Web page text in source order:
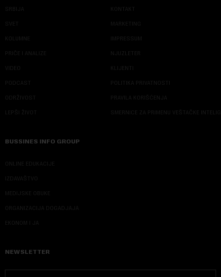
SRBIJA
SVET
KOLUMNE
PRIČE I ANALIZE
VIDEO
PODCAST
ODRŽIVOST
LEPŠI ŽIVOT
KONTAKT
MARKETING
IMPRESSUM
NJUZLETER
KLIJENTI
POLITIKA PRIVATNOSTI
PRAVILA KORIŠĆENJA
SMERNICE ZA PRIMENU VEŠTAČKE
BUSSINES INFO GROUP
ONLINE EDUKACIJE
IZDAVAŠTVO
MEDIJSKE OBUKE
ORGANIZACIJA DOGADJAJA
EKONOM I JA
NEWSLETTER